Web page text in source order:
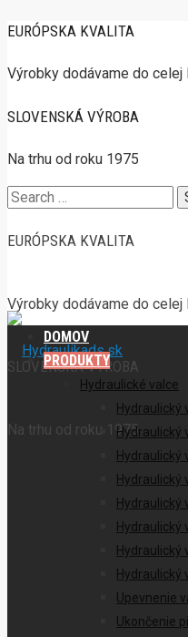
EURÓPSKA KVALITA
Výrobky dodávame do celej
SLOVENSKÁ VÝROBA
Na trhu od roku 1975
Search
EURÓPSKA KVALITA
Výrobky dodávame do celej
SLOVENSKÁ VÝROBA
Na trhu od roku 1975
DOMOV
PRODUKTY
Hydraulické valce
Hydraulický
Hydraulický
Hydraulický
Hydraulický
Hydraulický
Hydraulický
Hydraulický
Hydraulický
Upevnenie
Ukončenie